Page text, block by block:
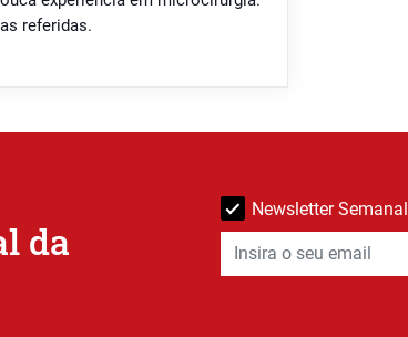
referidas.
da
Newsletter Semanal